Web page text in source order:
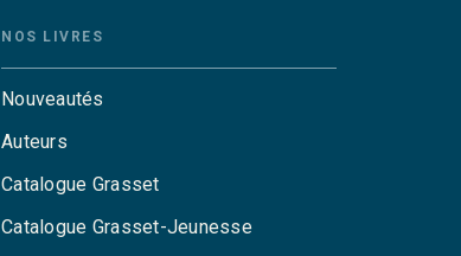
NOS LIVRES
Nouveautés
Auteurs
Catalogue Grasset
Catalogue Grasset-Jeunesse